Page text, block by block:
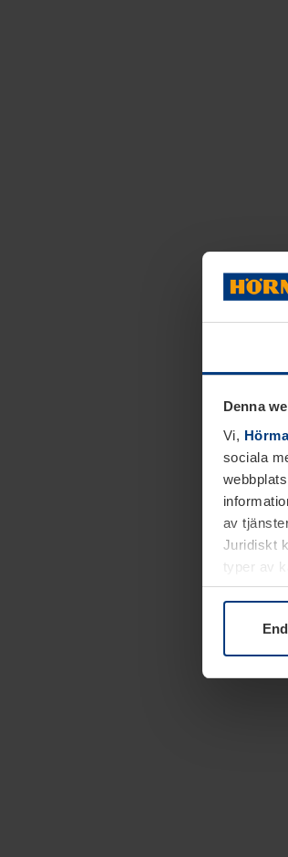
Denna
Vi,
sociala
av
Juridiskt
typer av
kakor